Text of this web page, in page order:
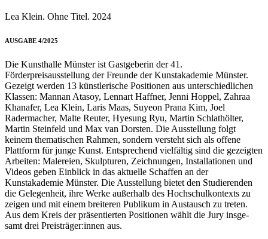
Lea Klein. Ohne Titel. 2024
AUSGABE 4/2025
Die Kunsthalle Münster ist Gastgeberin der 41.
Förderpreisausstellung der Freunde der Kunstakademie Münster.
Gezeigt werden 13 künstlerische Positionen aus unterschiedlichen
Klassen: Mannan Atasoy, Lennart Haffner, Jenni Hoppel, Zahraa
Khanafer, Lea Klein, Laris Maas, Suyeon Prana Kim, Joel
Radermacher, Malte Reuter, Hyesung Ryu, Martin Schlathölter,
Martin Steinfeld und Max van Dorsten. Die Ausstellung folgt
keinem thematischen Rahmen, sondern versteht sich als offene
Plattform für junge Kunst. Entsprechend vielfältig sind die gezeigten
Arbeiten: Malereien, Skulpturen, Zeichnungen, Installationen und
Videos geben Einblick in das aktuelle Schaffen an der
Kunstakademie Münster. Die Ausstellung bietet den Studierenden
die Gelegenheit, ihre Werke außerhalb des Hochschulkontexts zu
zeigen und mit einem breiteren Publikum in Austausch zu treten.
Aus dem Kreis der präsentierten Positionen wählt die Jury insge-
samt drei Preisträger:innen aus.